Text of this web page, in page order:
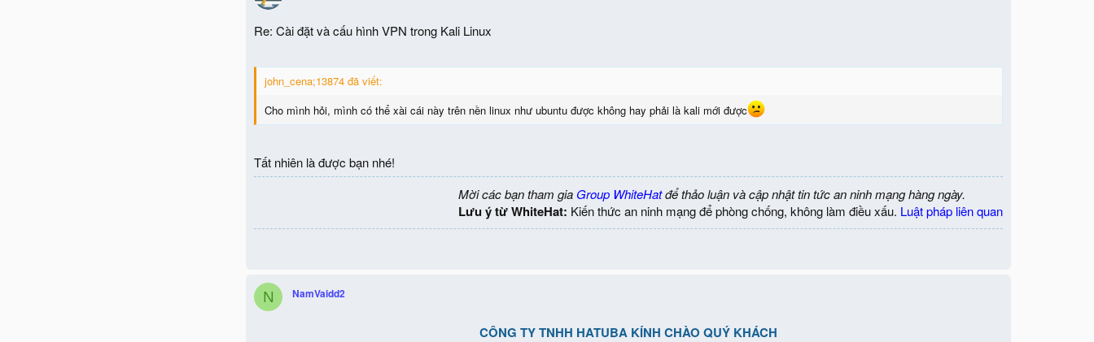
Re: Cài đặt và cấu hình VPN trong Kali Linux
john_cena;13874 đã viết:
Cho mình hỏi, mình có thể xài cái này trên nền linux như ubuntu được không hay phải là kali mới được
Tất nhiên là được bạn nhé!
Mời các bạn tham gia Group WhiteHatđể thảo luận và cập nhật tin tức an ninh mạng hàng ngày.
Lưu ý từ WhiteHat: Kiến thức an ninh mạng để phòng chống, không làm điều xấu. Luật pháp liên quan
N NamVaidd2
CÔNG TY TNHH HATUBA KÍNH CHÀO QUÝ KHÁCH